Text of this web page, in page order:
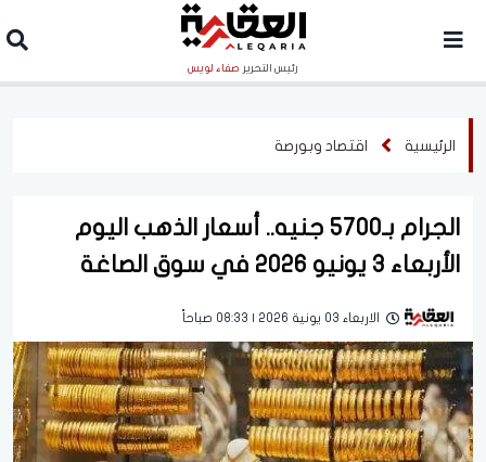
رئيس التحرير صفاء لويس
الرئيسية اقتصاد وبورصة
الجرام بـ5700 جنيه.. أسعار الذهب اليوم
الأربعاء 3 يونيو 2026 في سوق الصاغة
الاربعاء 03 يونية 2026 | 08:33 صباحاً